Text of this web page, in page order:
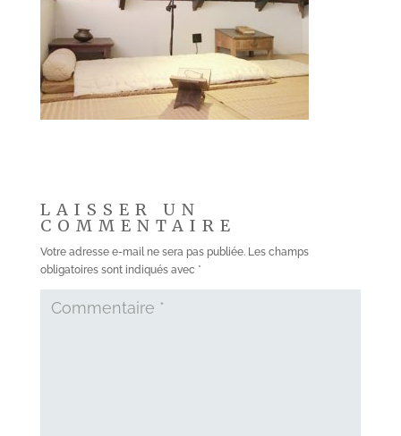
LAISSER UN
COMMENTAIRE
Votre adresse e-mail ne sera pas publiée. Les champs
obligatoires sont indiqués avec *